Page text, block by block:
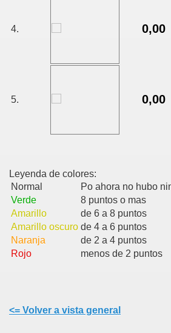
4. 0,00
5. 0,00
Leyenda de colores:
Normal
Po ahora no hubo
Verde
8 puntos o mas
Amarillo
de 6 a 8 puntos
Amarillo oscuro de 4 a 6 puntos
Naranja
de 2 a 4 puntos
Rojo
menos de 2 puntos
<= Volver a vista general